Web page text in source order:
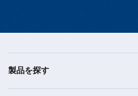
製品を探す